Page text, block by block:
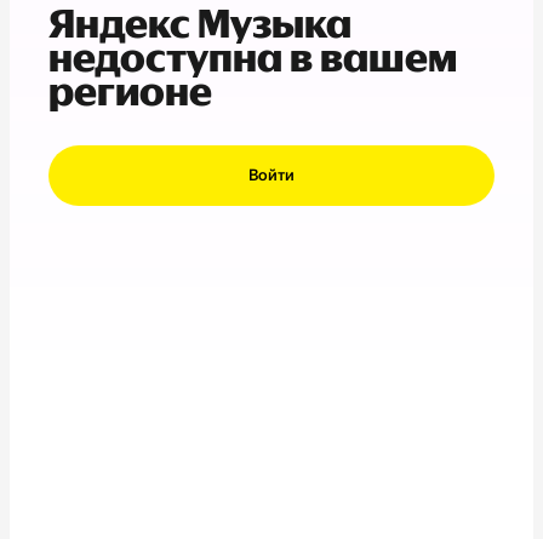
Яндекс Музыка
недоступна в вашем
регионе
Войти